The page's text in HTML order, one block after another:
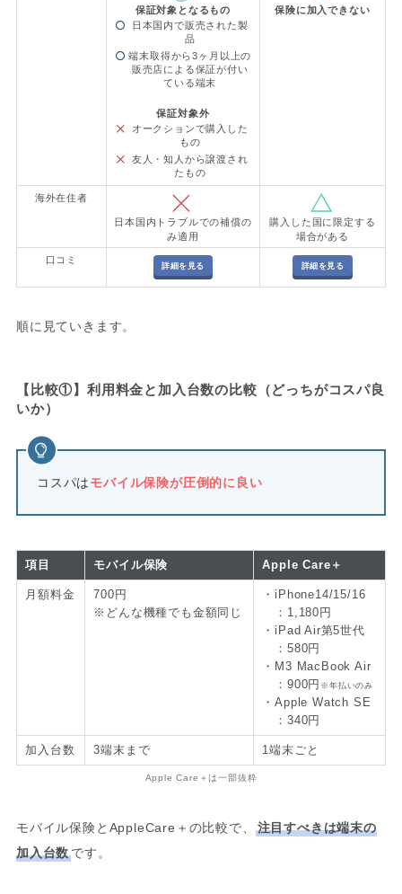
保証対象となるもの
日本国内で販売された製
品
端末取得から3ヶ月以上の
販売店による保証が付い
ている端末
保証対象外
オークションで購入した
もの
友人・知人から譲渡され
たもの
保険に加入できない
海外在住者
日本国内トラブルでの補償の
み適用
購入した国に限定する
場合がある
口コミ 詳細を見る 詳細を見る
順に見ていきます。
【比較①】利用料金と加入台数の比較（どっちがコスパ良
いか）
コスパはモバイル保険が圧倒的に良い
項目 モバイル保険 Apple Care＋
月額料金
700円
※どんな機種でも金額同じ
・iPhone14/15/16
：1,180円
・iPad Air第5世代
：580円
・M3 MacBook Air
：900円 ※年払いのみ
・Apple Watch SE
：340円
加入台数 3端末まで 1端末ごと
Apple Care＋は一部抜粋
モバイル保険とAppleCare＋の比較で、
注目すべきは端末の
加入台数です。